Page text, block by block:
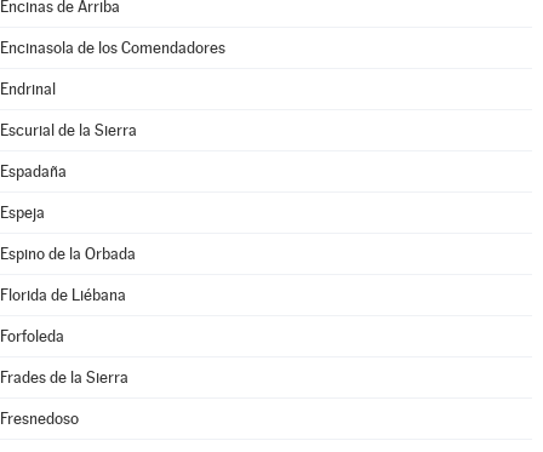
Encinas de Arriba
Encinasola de los Comendadores
Endrinal
Escurial de la Sierra
Espadaña
Espeja
Espino de la Orbada
Florida de Liébana
Forfoleda
Frades de la Sierra
Fresnedoso